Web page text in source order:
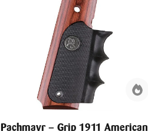
Pachmayr – Grip 1911 American